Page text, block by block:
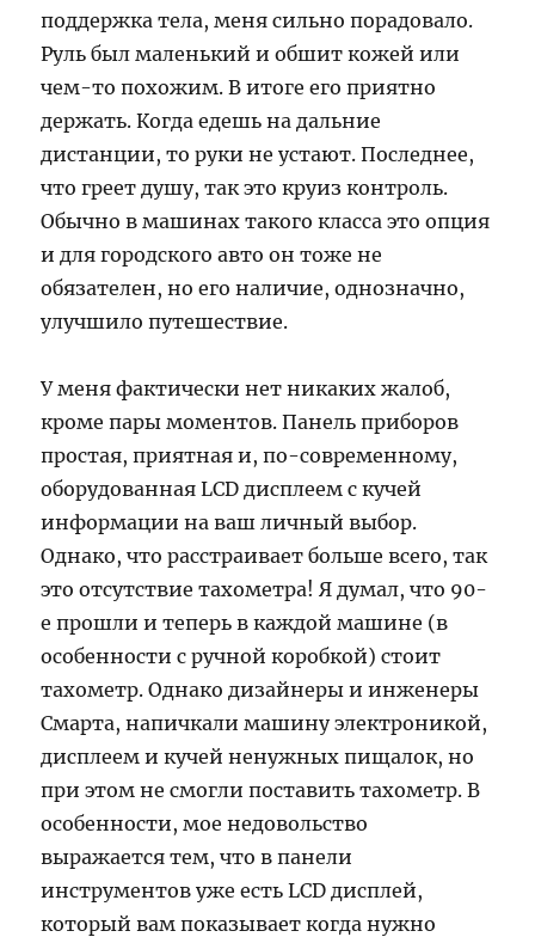
поддержка тела, меня сильно порадовало.
Руль был маленький и обшит кожей или
чем-то похожим. В итоге его приятно
держать. Когда едешь на дальние
дистанции, то руки не устают. Последнее,
что греет душу, так это круиз контроль.
Обычно в машинах такого класса это опция
и для городского авто он тоже не
обязателен, но его наличие, однозначно,
улучшило путешествие.
У меня фактически нет никаких жалоб,
кроме пары моментов. Панель приборов
простая, приятная и, по-современному,
оборудованная LCD дисплеем с кучей
информации на ваш личный выбор.
Однако, что расстраивает больше всего, так
это отсутствие тахометра! Я думал, что 90-
е прошли и теперь в каждой машине (в
особенности с ручной коробкой) стоит
тахометр. Однако дизайнеры и инженеры
Смарта, напичкали машину электроникой,
дисплеем и кучей ненужных пищалок, но
при этом не смогли поставить тахометр. В
особенности, мое недовольство
выражается тем, что в панели
инструментов уже есть LCD дисплей,
который вам показывает когда нужно